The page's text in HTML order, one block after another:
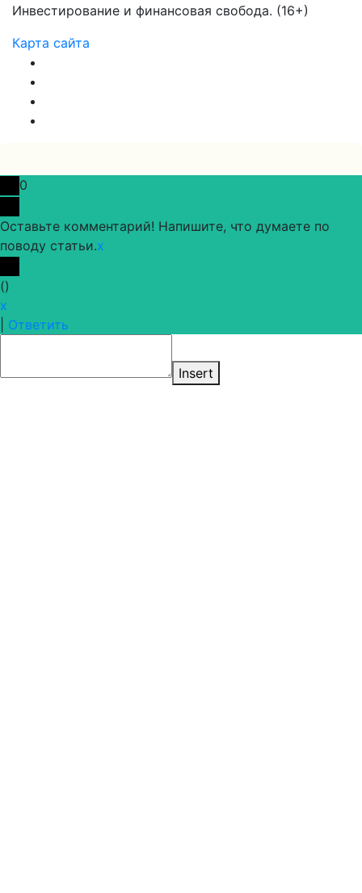
Инвестирование и финансовая свобода. (16+)
Карта сайта
0
Оставьте комментарий! Напишите, что думаете по
поводу статьи.x
()
x
Ответить
Insert